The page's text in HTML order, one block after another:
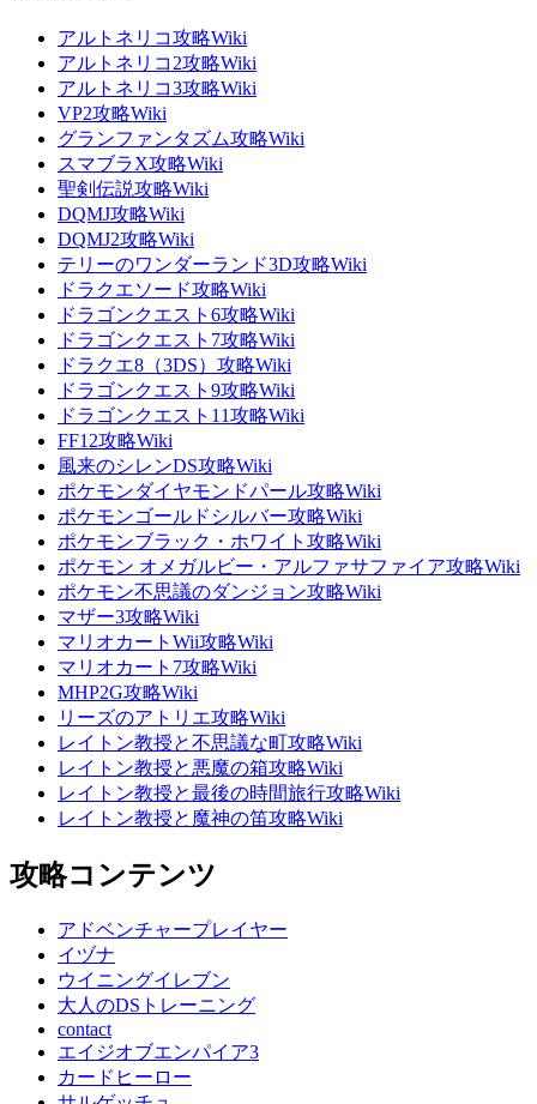
アルトネリコ攻略Wiki
アルトネリコ2攻略Wiki
アルトネリコ3攻略Wiki
VP2攻略Wiki
グランファンタズム攻略Wiki
スマブラX攻略Wiki
聖剣伝説攻略Wiki
DQMJ攻略Wiki
DQMJ2攻略Wiki
テリーのワンダーランド3D攻略Wiki
ドラクエソード攻略Wiki
ドラゴンクエスト6攻略Wiki
ドラゴンクエスト7攻略Wiki
ドラクエ8（3DS）攻略Wiki
ドラゴンクエスト9攻略Wiki
ドラゴンクエスト11攻略Wiki
FF12攻略Wiki
風来のシレンDS攻略Wiki
ポケモンダイヤモンドパール攻略Wiki
ポケモンゴールドシルバー攻略Wiki
ポケモンブラック・ホワイト攻略Wiki
ポケモン オメガルビー・アルファサファイア攻略Wiki
ポケモン不思議のダンジョン攻略Wiki
マザー3攻略Wiki
マリオカートWii攻略Wiki
マリオカート7攻略Wiki
MHP2G攻略Wiki
リーズのアトリエ攻略Wiki
レイトン教授と不思議な町攻略Wiki
レイトン教授と悪魔の箱攻略Wiki
レイトン教授と最後の時間旅行攻略Wiki
レイトン教授と魔神の笛攻略Wiki
攻略コンテンツ
アドベンチャープレイヤー
イヅナ
ウイニングイレブン
大人のDSトレーニング
contact
エイジオブエンパイア3
カードヒーロー